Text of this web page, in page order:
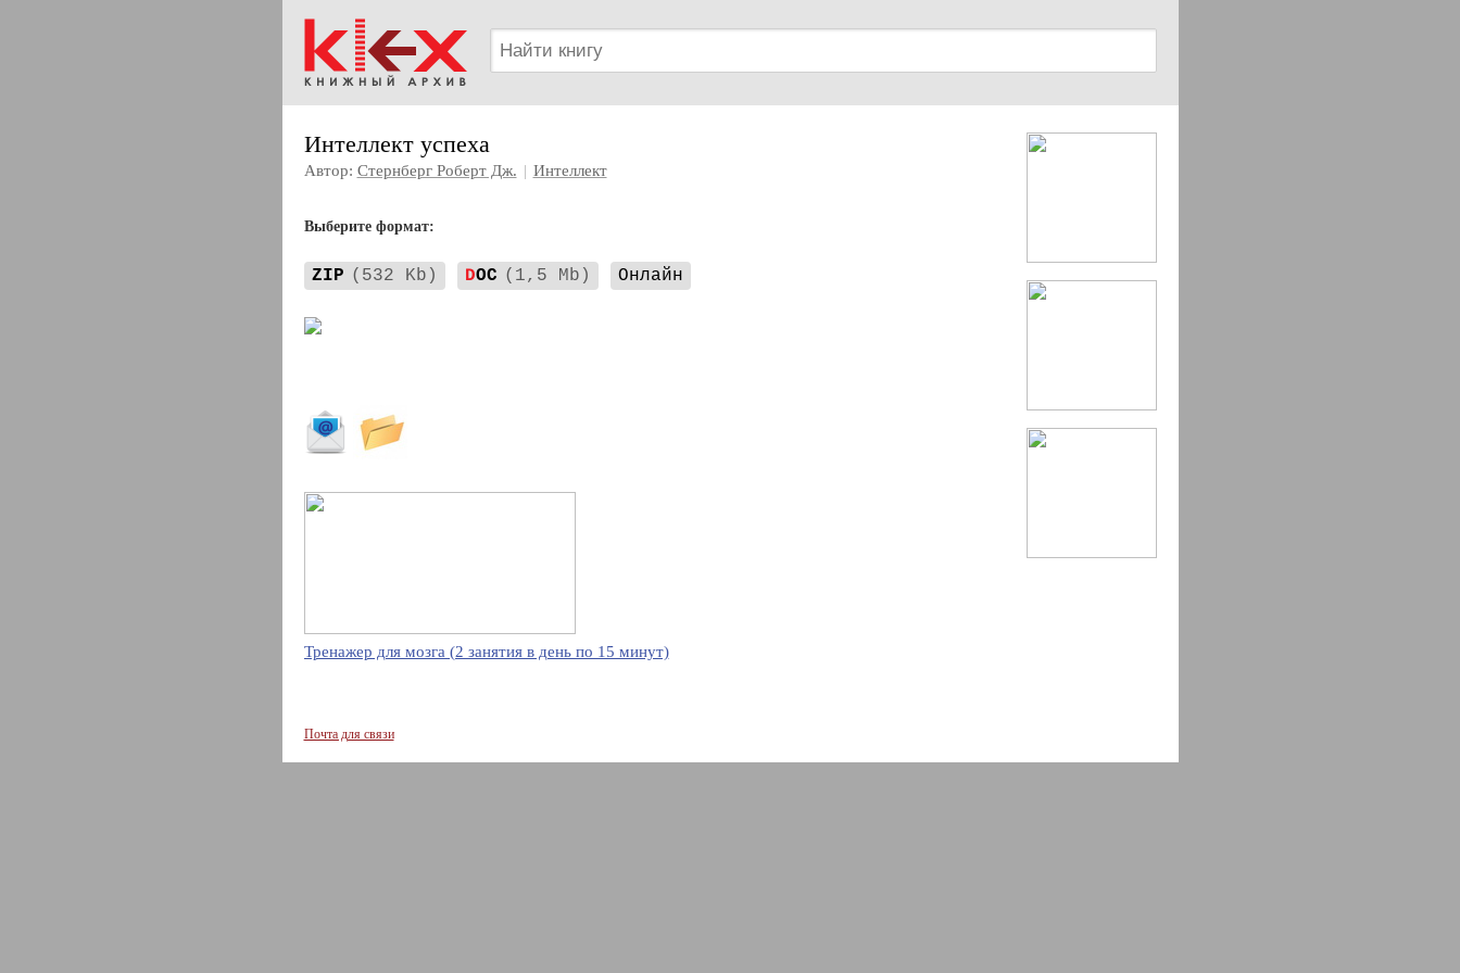
Интеллект успеха
Автор: Стернберг Роберт Дж. | Интеллект
Выберите формат:
ZIP (532 Kb) DOC (1,5 Mb) Онлайн
Тренажер для мозга (2 занятия в день по 15 минут)
Почта для связи